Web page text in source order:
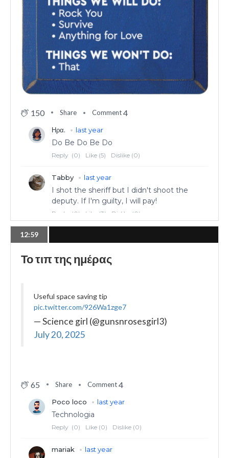
150 Share Comment4
12:59
Το τιπ της ημέρας
Useful space saving tip
pic.twitter.com/926Wa1zge7
— Science girl (@gunsnrosesgirl3)
July 20, 2025
65 Share Comment4